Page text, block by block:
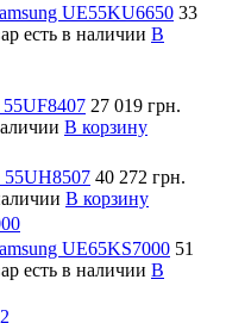
UE55KU6650 33
есть в наличии В
27 019 грн.
В корзину
55UH8507 40 272 грн.
В корзину
UE65KS7000 51
есть в наличии В